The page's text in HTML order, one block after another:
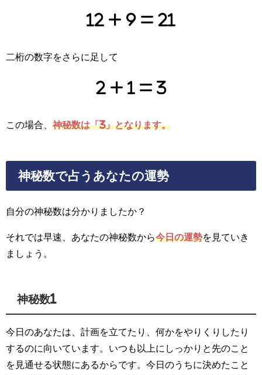
12 + 9 = 21
二桁の数字をさらに足して
2 + 1 = 3
この場合、 神秘数は「3」となります。
神秘数で占うあなたの運勢
自分の神秘数は分かりましたか？
それでは早速、あなたの神秘数から今日の運勢を見ていき
ましょう。
神秘数1
今日のあなたは、計画を立てたり、何かをやりくりしたり
するのに向いています。いつも以上にしっかりと先のこと
を見通せる状態にあるからです。今日のうちに決めたこと